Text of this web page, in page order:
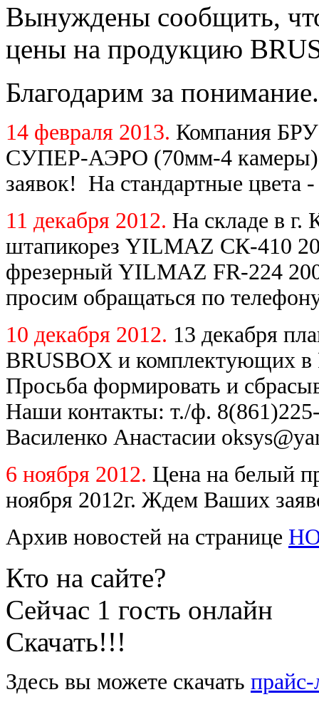
Вынуждены сообщить,
цены на продукцию
Благодарим за понимание.
14 февраля 2013. Компания
СУПЕР-АЭРО (70мм-4 камеры)
заявок! На стандартные цвета
11 декабря 2012. На складе в г.
штапикорез YILMAZ СК-410
фрезерный YILMAZ FR-224
просим обращаться по
10 декабря 2012. 13 декабря
BRUSBOX и комплектующих в
Просьба формировать и
Наши контакты: т./ф.
Василенко Анастасии
6 ноября 2012. Цена на белый
ноября 2012г. Ждем Ваших
Архив новостей на странице
Кто на сайте?
Сейчас 1 гость онлайн
Скачать!!!
Здесь вы можете скачать